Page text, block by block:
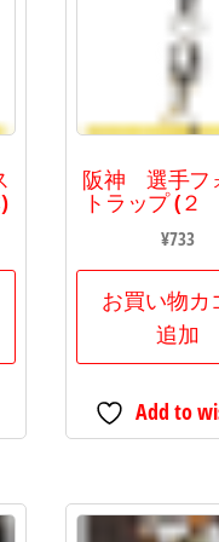
阪神 選手フ
トラップ (
¥733
お買い物カ
追加
Add to